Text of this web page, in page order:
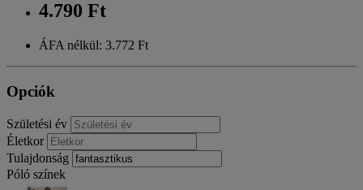
4.790 Ft
ÁFA nélkül: 3.772 Ft
Opciók
Születési év
Életkor
Tulajdonság
Póló színek